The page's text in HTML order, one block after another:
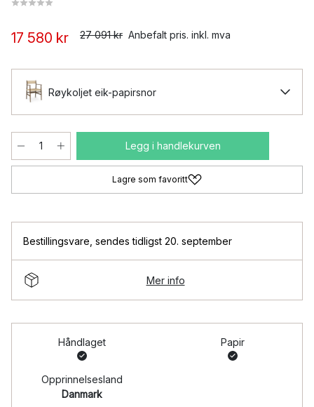
17 580 kr 27 091 kr Anbefalt pris. inkl. mva
Røykoljet eik-papirsnor
Legg i handlekurven
Lagre som favoritt
Bestillingsvare sendes tidligst 20. september
Mer info
Håndlaget Papir
Opprinnelsesland
Danmark